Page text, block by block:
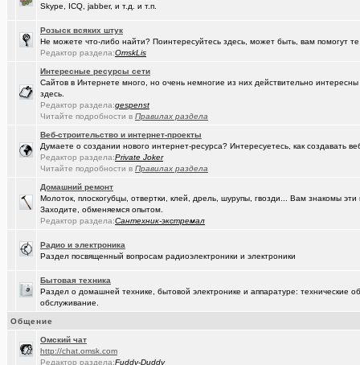
Авто под заказ по России(Artem178)
мнение оппозиции(DEMON)
Как вставать в 5 утра без вреда для здоровья?
Обсуждения фотографий форумчан (на позитивной волне) - 4(avd173791)
FM-радиостанции в Омске и Омской области
Где хорошие кроссовки купить? (tramov)
клипы, поднимающие русский (российский) дух.(k9zxc) +245
На что обратить внимание при выборе жены?
Zennoposter мой опыт использования
Где купить ?(Alex4114) +1
.,.(DEMON)
Техника и другие товары с гарантией в наличии и под заказ
Skype, ICQ, jabber, и т.д. и т.п.
Розыск всяких штук
Не можете что-либо найти? Поинтересуйтесь здесь, может быть, вам помогут
Редактор раздела:OmskLis
Интересные ресурсы сети
Сайтов в Интернете много, но очень немногие из них действительно
здесь.
Редактор раздела:gespenst
Читайте подробности в Правилах раздела
Веб-строительство и интернет-проекты
Думаете о создании нового интернет-ресурса? Интересуетесь, как создавать
Редактор раздела:Private Joker
Читайте подробности в Правилах раздела
Домашний ремонт
Молоток, плоскогубцы, отвертки, клей, дрель, шурупы, гвозди... Вам знакомы
Заходите, обменяемся опытом.
Редактор раздела:Сантехник-экстремал
Радио и электроника
Раздел посвященный вопросам радиоэлектроники и электроники
Бытовая техника
Раздел о домашней технике, бытовой электронике и аппаратуре: технические
обслуживание.
Общение
Oмский чат
http://chat.omsk.com
Редактор раздела:Fuddy-Duddy